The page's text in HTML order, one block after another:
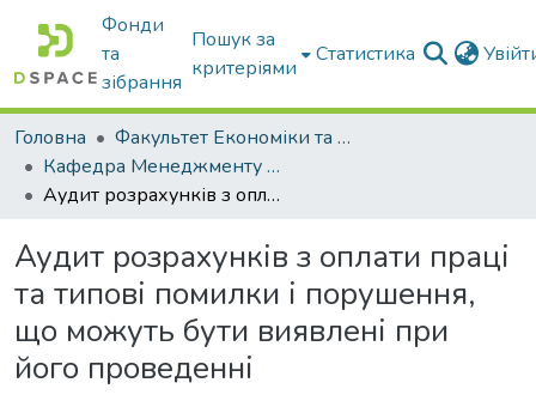
Фонди
та
зібрання
Пошук за
критеріями
Статистика
Головна
Факультет Економіки та бізнесу
Кафедра Менеджменту та публічного адміністрування
Аудит розрахунків з оплати праці та типові помилки і порушення, що можуть бути виявлені при його проведенні
Аудит розрахунків з оплати праці
та типові помилки і порушення,
що можуть бути виявлені при
його проведенні